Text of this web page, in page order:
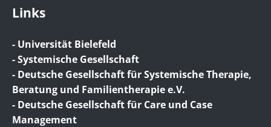
Links
- Universität Bielefeld
- Systemische Gesellschaft
- Deutsche Gesellschaft für Systemische Therapie,
Beratung und Familientherapie e.V.
- Deutsche Gesellschaft für Care und Case
Management